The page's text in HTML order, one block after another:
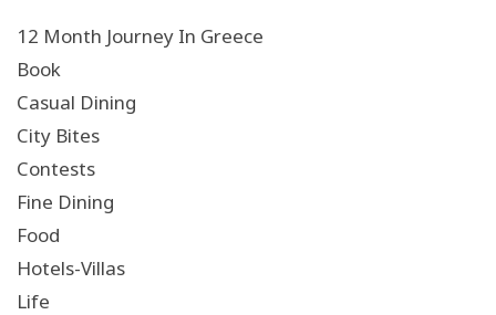
12 Month Journey In Greece
Book
Casual Dining
City Bites
Contests
Fine Dining
Food
Hotels-Villas
Life